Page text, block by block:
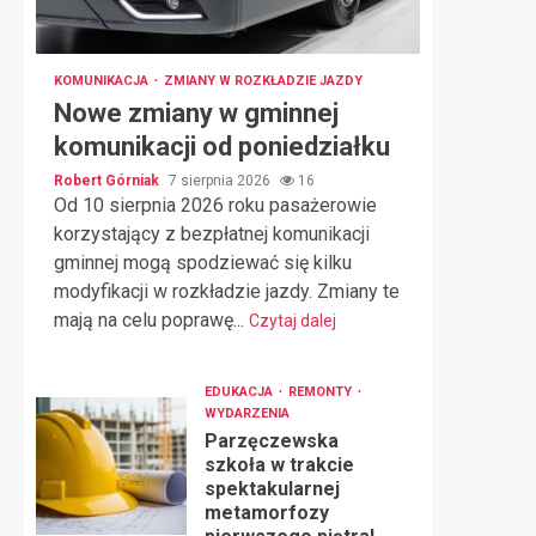
KOMUNIKACJA ZMIANY W ROZKŁADZIE JAZDY
Nowe zmiany w gminnej
komunikacji od poniedziałku
Robert Górniak 7 sierpnia 2026 16
Od 10 sierpnia 2026 roku pasażerowie
korzystający z bezpłatnej komunikacji
gminnej mogą spodziewać się kilku
modyfikacji w rozkładzie jazdy. Zmiany te
mają na celu poprawę... Czytaj dalej
EDUKACJA
REMONTY
WYDARZENIA
Parzęczewska
szkoła w trakcie
spektakularnej
metamorfozy